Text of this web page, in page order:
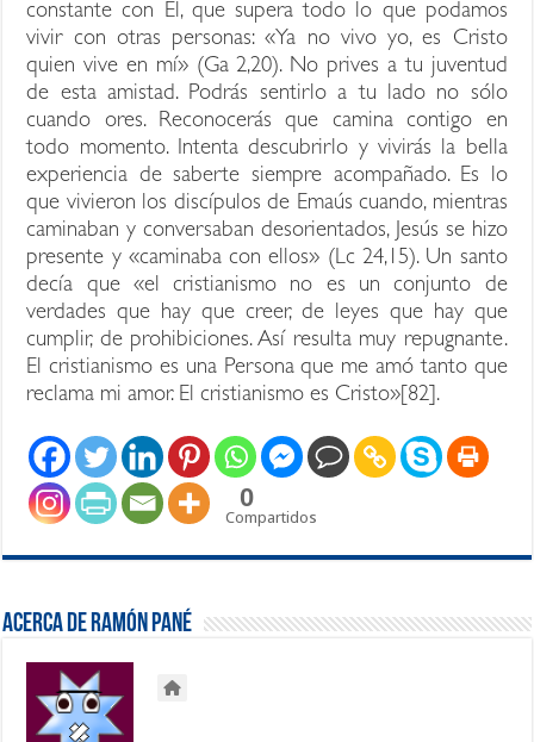
constante con Él, que supera todo lo que podamos
vivir con otras personas: «Ya no vivo yo, es Cristo
quien vive en mí» (Ga 2,20). No prives a tu juventud
de esta amistad. Podrás sentirlo a tu lado no sólo
cuando ores. Reconocerás que camina contigo en
todo momento. Intenta descubrirlo y vivirás la bella
experiencia de saberte siempre acompañado. Es lo
que vivieron los discípulos de Emaús cuando, mientras
caminaban y conversaban desorientados, Jesús se hizo
presente y «caminaba con ellos» (Lc 24,15). Un santo
decía que «el cristianismo no es un conjunto de
verdades que hay que creer, de leyes que hay que
cumplir, de prohibiciones. Así resulta muy repugnante.
El cristianismo es una Persona que me amó tanto que
reclama mi amor. El cristianismo es Cristo»[82].
0
Compartidos
Acerca de Ramón Pané